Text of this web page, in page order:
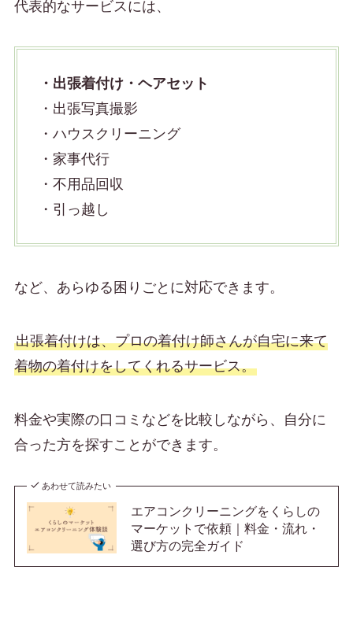
代表的なサービスには、
・出張着付け・ヘアセット
・出張写真撮影
・ハウスクリーニング
・家事代行
・不用品回収
・引っ越し
など、あらゆる困りごとに対応できます。
出張着付けは、プロの着付け師さんが自宅に来て
着物の着付けをしてくれるサービス。
料金や実際の口コミなどを比較しながら、自分に
合った方を探すことができます。
あわせて読みたい
エアコンクリーニングをくらしの
マーケットで依頼｜料金・流れ・
選び方の完全ガイド